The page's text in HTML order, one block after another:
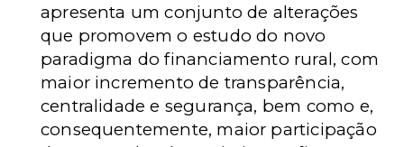
apresenta um conjunto de alterações
que promovem o estudo do novo
paradigma do financiamento rural, com
maior incremento de transparência,
centralidade e segurança, bem como e,
consequentemente, maior participação